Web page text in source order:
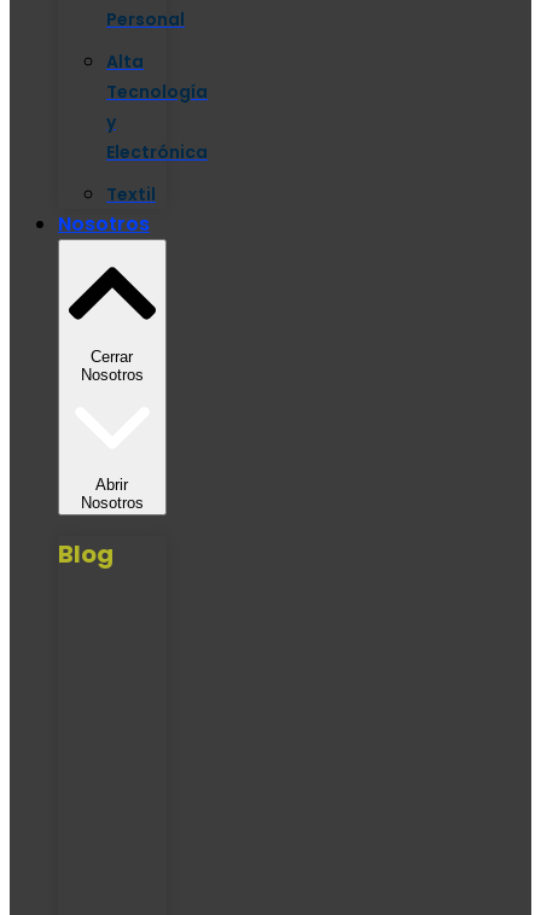
Personal
Alta
Tecnología
y
Electrónica
Textil
Nosotros
Cerrar
Nosotros
Abrir
Nosotros
Blog